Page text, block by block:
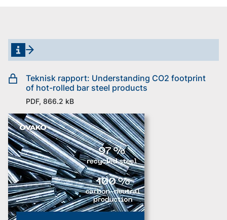
Teknisk rapport: Understanding CO2 footprint
of hot-rolled bar steel products
PDF, 866.2 kB